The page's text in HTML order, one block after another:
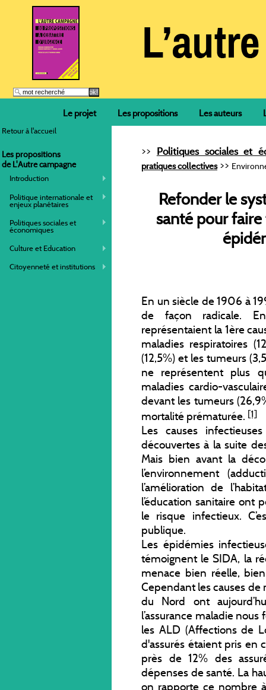
Le projet Les propositions Les auteurs
Retour à l'accueil
Les propositions
de L'Autre campagne
Introduction
Politique internationale et
enjeux planétaires
Politiques sociales et
économiques
Culture et Education
Citoyenneté et institutions
>> Politiques sociales et
pratiques collectives>>
Refonder le
santé pour faire
En un siècle de 1906 à
de façon radicale.
représentaient la 1ère
maladies respiratoires
(12,5%) et les tumeurs
ne représentent plus
maladies cardio-
devant les tumeurs
mortalité prématurée. [1]
Les causes
découvertes à la suite
Mais bien avant la
l’environnement
l’amélioration de
l’éducation sanitaire ont
le risque infectieux.
publique.
Les épidémies
témoignent le SIDA, la
menace bien réelle,
Cependant les causes
du Nord ont
l’assurance maladie
les ALD (Affections de
d'assurés étaient pris en
près de 12% des
dépenses de santé. La
on rapporte ce nombre